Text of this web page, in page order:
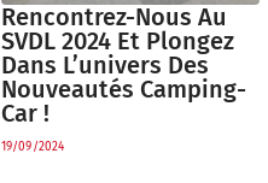
Rencontrez-Nous Au
SVDL 2024 Et Plongez
Dans L’univers Des
Nouveautés Camping-
Car !
19/09/2024